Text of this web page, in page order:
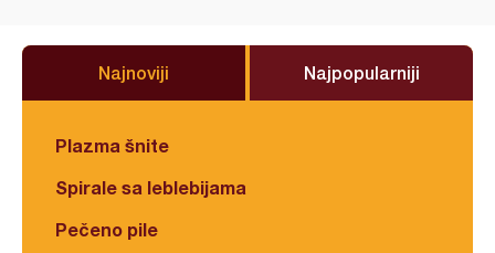
Najnoviji Najpopularniji
Plazma šnite
Spirale sa leblebijama
Pečeno pile